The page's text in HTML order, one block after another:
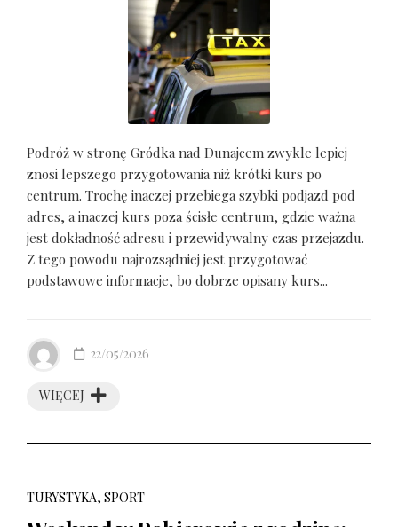
Podróż w stronę Gródka nad Dunajcem zwykle lepiej
znosi lepszego przygotowania niż krótki kurs po
centrum. Trochę inaczej przebiega szybki podjazd pod
adres, a inaczej kurs poza ścisłe centrum, gdzie ważna
jest dokładność adresu i przewidywalny czas przejazdu.
Z tego powodu najrozsądniej jest przygotować
podstawowe informacje, bo dobrze opisany kurs...
WIĘCEJ
22/05/2026
TURYSTYKA, SPORT